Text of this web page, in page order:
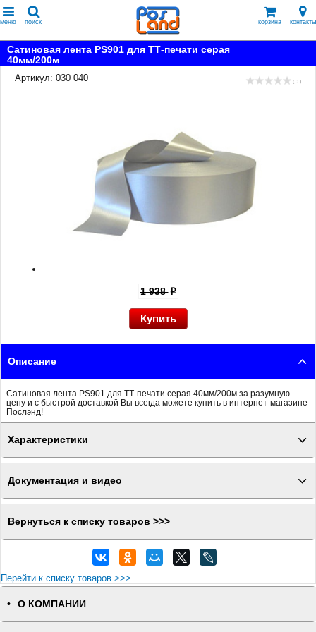
меню поиск корзина контакты
Сатиновая лента PS901 для ТТ-печати серая
40мм/200м
Артикул: 030 040
( 0 )
1 938p
Описание
Сатиновая лента PS901 для ТТ-печати серая 40мм/200м за разумную
цену и с быстрой доставкой Вы всегда можете купить в интернет-магазине
Послэнд!
Характеристики
Документация и видео
Вернуться к списку товаров >>>
Перейти к списку товаров >>>
О КОМПАНИИ